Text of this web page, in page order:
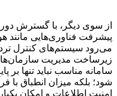
از سوی دیگر، با گسترش
پیشرفت فناوری‌هایی مانند
می‌رود سیستم‌های کنترل
زیرساخت مدیریت سازمان‌ها
سامانه مناسب نباید تنها بر
شود؛ بلکه میزان انطباق با
امنیت اطلاعات و امکان